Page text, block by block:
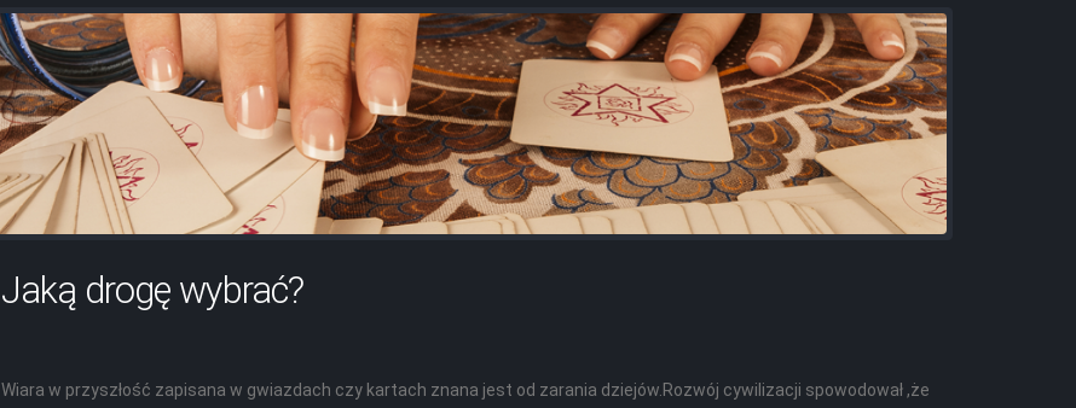
Jaką drogę wybrać?
Wiara w przyszłość zapisana w gwiazdach czy kartach znana jest od zarania dziejów.Rozwój cywilizacji spowodował ,że